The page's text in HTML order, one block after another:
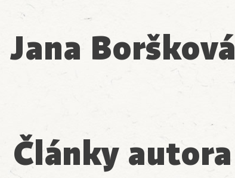
Jana Boršková
Články autora